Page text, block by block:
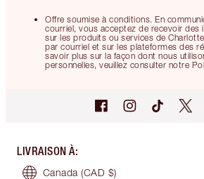
Offre soumise à conditions. En
courriel, vous acceptez de recevoir des
sur les produits ou services de
par courriel et sur les plateformes des
savoir plus sur la façon dont nous
personnelles, veuillez consulter notre
LIVRAISON À:
Canada (CAD $)